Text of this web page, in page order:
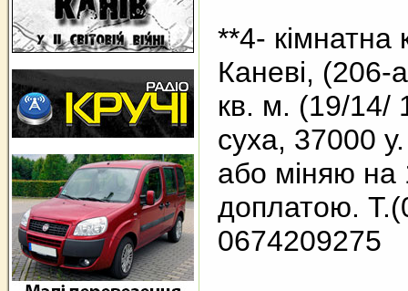
**4- кімнатна
Каневі, (206-
кв. м. (19/14/
суха, 37000
або міняю на
доплатою.
0674209275